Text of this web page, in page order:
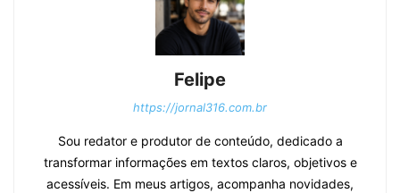
Felipe
https://jornal316.com.br
Sou redator e produtor de conteúdo, dedicado a
transformar informações em textos claros, objetivos e
acessíveis. Em meus artigos, acompanha novidades,